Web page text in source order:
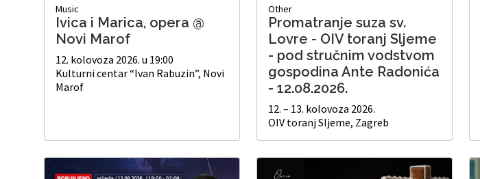
Music
Ivica i Marica, opera @
Novi Marof
12. kolovoza 2026. u 19:00
Kulturni centar “Ivan Rabuzin”, Novi
Marof
Other
Promatranje suza sv.
Lovre - OIV toranj Sljeme
- pod stručnim vodstvom
gospodina Ante Radonića
- 12.08.2026.
12. – 13. kolovoza 2026.
OIV toranj Sljeme, Zagreb